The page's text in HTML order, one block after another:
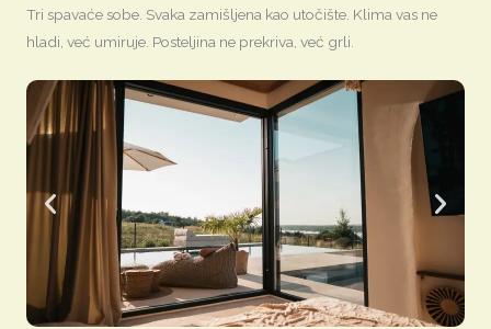
Tri spavaće sobe. Svaka zamišljena kao utočište. Klima vas ne
hladi, već umiruje. Posteljina ne prekriva, već grli.